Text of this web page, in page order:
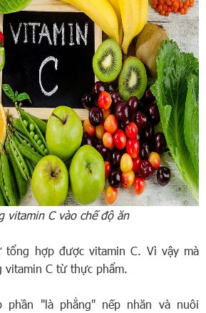
vitamin C vào chế độ ăn
hợp được vitamin C. Vì vậy mà
vitamin C từ thực phẩm.
phần "là phẳng" nếp nhăn và nuôi